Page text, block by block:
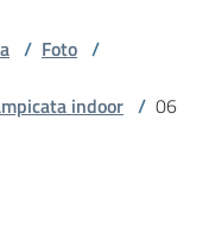
/ Foto /
indoor / 06